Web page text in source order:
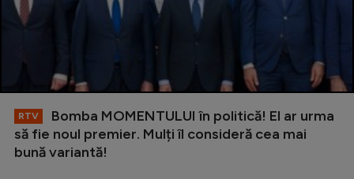
RTV
Bomba MOMENTULUI în politică! El ar urma
să fie noul premier. Mulți îl consideră cea mai
bună variantă!